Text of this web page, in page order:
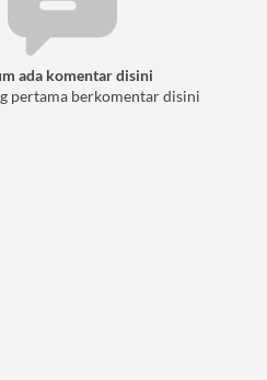
ada komentar disini
pertama berkomentar disini